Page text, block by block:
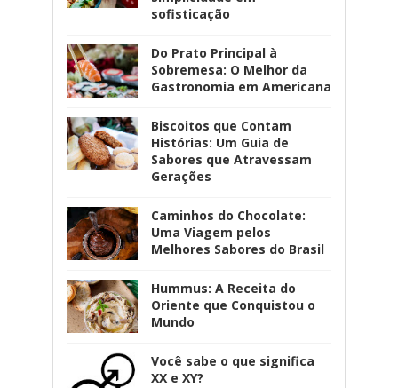
sofisticação
Do Prato Principal à
Sobremesa: O Melhor da
Gastronomia em Americana
Biscoitos que Contam
Histórias: Um Guia de
Sabores que Atravessam
Gerações
Caminhos do Chocolate:
Uma Viagem pelos
Melhores Sabores do Brasil
Hummus: A Receita do
Oriente que Conquistou o
Mundo
Você sabe o que significa
XX e XY?